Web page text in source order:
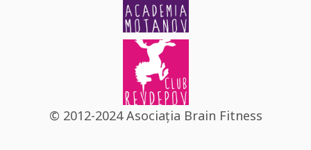
© 2012-2024 Asociația Brain Fitness